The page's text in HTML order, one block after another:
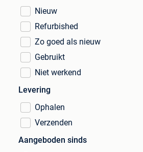
Nieuw
Refurbished
Zo goed als nieuw
Gebruikt
Niet werkend
Levering
Ophalen
Verzenden
Aangeboden sinds